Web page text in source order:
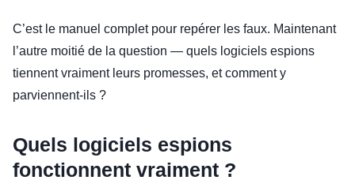
C’est le manuel complet pour repérer les faux. Maintenant
l’autre moitié de la question — quels logiciels espions
tiennent vraiment leurs promesses, et comment y
parviennent-ils ?
Quels logiciels espions
fonctionnent vraiment ?